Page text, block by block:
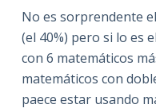
No es sorprendente
(el 40%) pero si lo es
con 6 matemáticos
matemáticos con
paece estar usando